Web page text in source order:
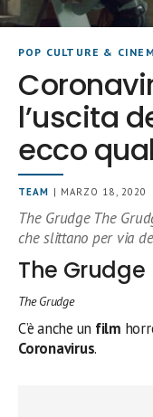
POP CULTURE &
l’uscita
ecco
TEAM | MARZO 18, 2020
The Grudge The
che slittano per via
The Grudge
The Grudge
C’è anche un film
Coronavirus.